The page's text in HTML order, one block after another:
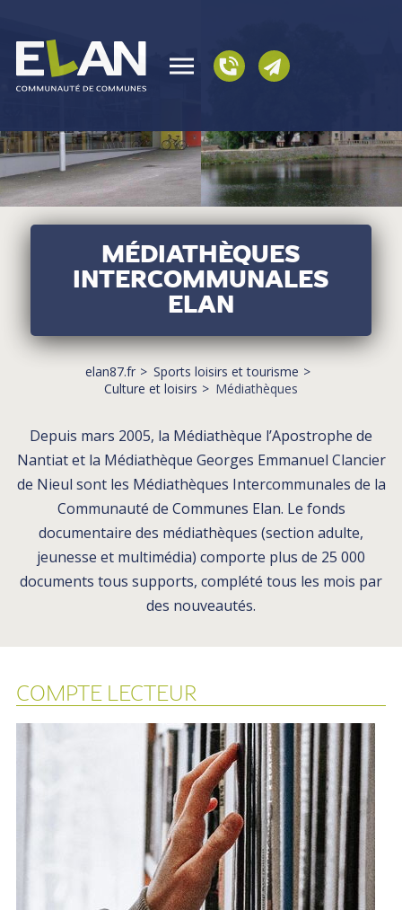
MÉDIATHÈQUES
INTERCOMMUNALES
ELAN
elan87.fr
Sports loisirs et tourisme
Culture et loisirs
Médiathèques
Depuis mars 2005, la Médiathèque l’Apostrophe de
Nantiat et la Médiathèque Georges Emmanuel Clancier
de Nieul sont les Médiathèques Intercommunales de la
Communauté de Communes Elan. Le fonds
documentaire des médiathèques (section adulte,
jeunesse et multimédia) comporte plus de 25 000
documents tous supports, complété tous les mois par
des nouveautés.
COMPTE LECTEUR